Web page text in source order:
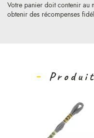
Votre panier doit contenir
obtenir des récompenses